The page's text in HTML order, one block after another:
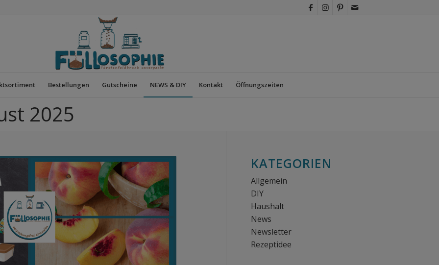
Bestellungen Gutscheine NEWS & DIY Kontakt Öffnungszeiten
2025
KATEGORIEN
Allgemein
DIY
Haushalt
News
Newsletter
Rezeptidee